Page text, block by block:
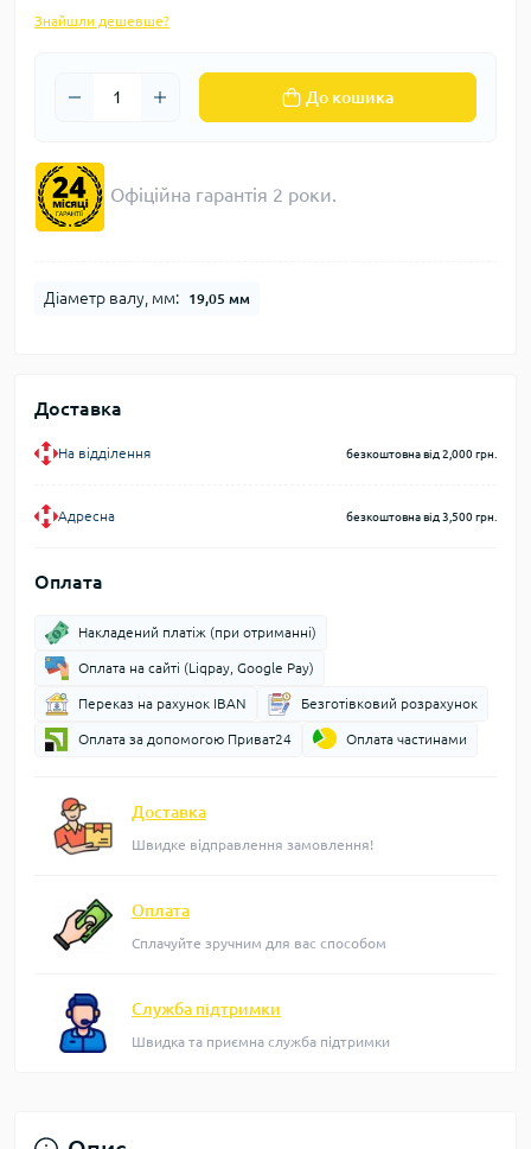
Знайшли дешевше?
До кошика
Офіційна гарантія 2 роки.
Діаметр валу, мм: 19,05 мм
Доставка
На відділення безкоштовна від 2,000 грн.
Адресна безкоштовна від 3,500 грн.
Оплата
Накладений платіж (при отриманні)
Оплата на сайті (Liqpay, Google Pay)
Переказ на рахунок IBAN Безготівковий розрахунок
Оплата за допомогою Приват24 Оплата частинами
Доставка
Швидке відправлення замовлення!
Оплата
Сплачуйте зручним для вас способом
Служба підтримки
Швидка та приємна служба підтримки